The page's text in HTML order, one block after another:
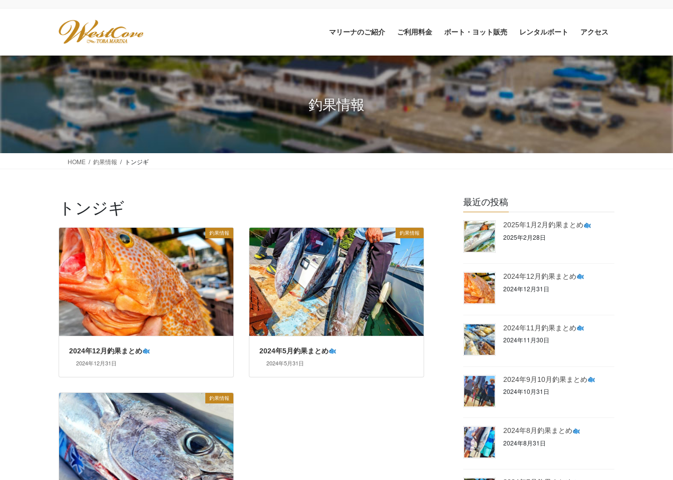
ツ
に
移
シ
ョ
ン
マリーナのご紹介 ご利用料金 ボート・ヨット販売 レンタルボート アクセス
釣果情報
HOME 釣果情報 トンジギ
トンジギ
釣果情報
2024年12月釣果まとめ
2024年12月31日
釣果情報
2024年5月釣果まとめ
2024年5月31日
釣果情報
最近の投稿
2025年1月2月釣果まとめ
2025年2月28日
2024年12月釣果まとめ
2024年12月31日
2024年11月釣果まとめ
2024年11月30日
2024年9月10月釣果まとめ
2024年10月31日
2024年8月釣果まとめ
2024年8月31日